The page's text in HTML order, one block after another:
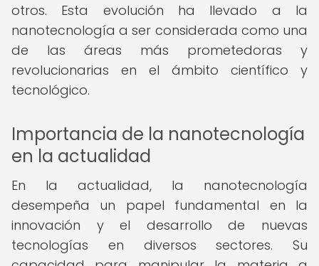
otros. Esta evolución ha llevado a la
nanotecnología a ser considerada como una
de las áreas más prometedoras y
revolucionarias en el ámbito científico y
tecnológico.
Importancia de la nanotecnología
en la actualidad
En la actualidad, la nanotecnología
desempeña un papel fundamental en la
innovación y el desarrollo de nuevas
tecnologías en diversos sectores. Su